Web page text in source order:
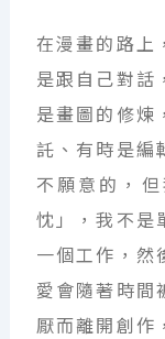
在漫畫的路上
是跟自己對話
是畫圖的修煉
託、有時是編
不願意的，
忱」，我不是
一個工作，然
愛會隨著時間
厭而離開創作